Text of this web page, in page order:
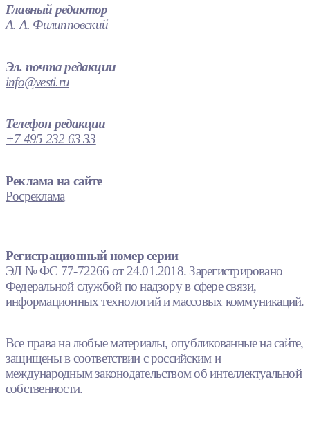
Главный редактор
А. А. Филипповский
Эл. почта редакции
info@vesti.ru
Телефон редакции
+7 495 232 63 33
Реклама на сайте
Росреклама
Регистрационный номер серии
ЭЛ № ФС 77-72266 от 24.01.2018. Зарегистрировано
Федеральной службой по надзору в сфере связи,
информационных технологий и массовых коммуникаций.
Все права на любые материалы, опубликованные на сайте,
защищены в соответствии с российским и
международным законодательством об интеллектуальной
собственности.